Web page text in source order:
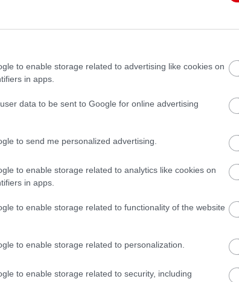
to enable storage related to advertising like cookies on
in apps.
data to be sent to Google for online advertising
to send me personalized advertising.
to enable storage related to analytics like cookies on
in apps.
to enable storage related to functionality of the website
to enable storage related to personalization.
to enable storage related to security, including